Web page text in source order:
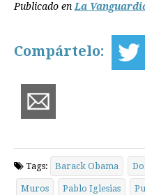
Publicado en La
Compártelo:
Tags: Barack Obama
Muros Pablo Iglesias